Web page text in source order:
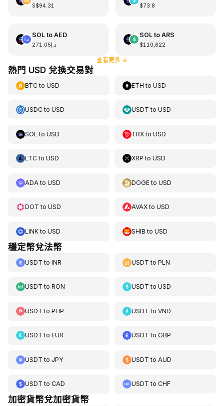
S$94.31 $73.8
SOLto AED
د.إ271.05
SOLto ARS
$110,622
查看更多↓
熱門 USD 兌換交易對
BTCto USD ETH toUSD
USDCto USD USDT toUSD
SOL to USD TRXtoUSD
LTCto USD XRP toUSD
ADA to USD DOGEtoUSD
DOT to USD AVAXtoUSD
LINKto USD SHIB toUSD
穩定幣兌法幣
USDT to INR USDT toPLN
USDT to RON USDT toUSD
USDT to PHP USDT toVND
USDT to EUR USDT toGBP
USDT to JPY USDT to AUD
USDT to CAD USDT toCHF
加密貨幣兌加密貨幣